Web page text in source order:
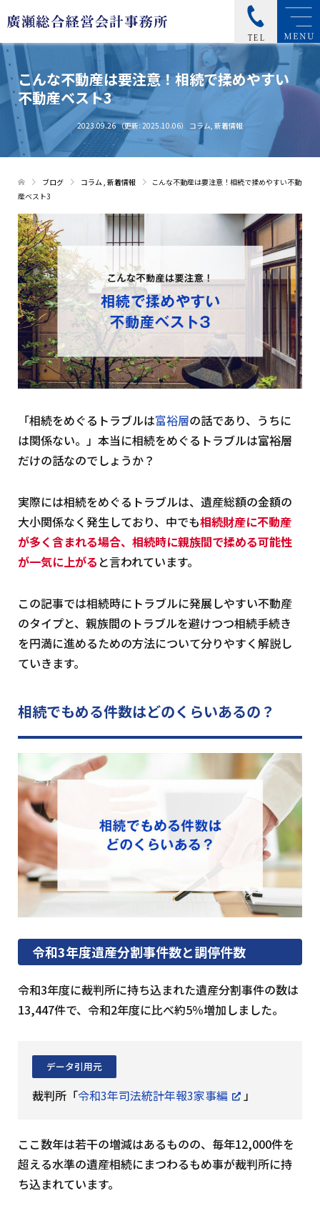
こんな不動産は要注意！相続で揉めやすい
不動産ベスト3
2023.09.26（更新: 2025.10.06） コラム, 新着情報
ブログ コラム, 新着情報
こんな不動産は要注意！相続で揉めやすい不動
産ベスト3
「相続をめぐるトラブルは富裕層の話であり、うちに
は関係ない。」本当に相続をめぐるトラブルは富裕層
だけの話なのでしょうか？
実際には相続をめぐるトラブルは、遺産総額の金額の
大小関係なく発生しており、中でも相続財産に不動産
が多く含まれる場合、相続時に親族間で揉める可能性
が一気に上がる と言われています。
この記事では相続時にトラブルに発展しやすい不動産
のタイプと、親族間のトラブルを避けつつ相続手続き
を円満に進めるための方法について分りやすく解説し
ていきます。
相続でもめる件数はどのくらいあるの？
令和3年度遺産分割事件数と調停件数
令和3年度に裁判所に持ち込まれた遺産分割事件の数は
13,447件で、令和2年度に比べ約5％増加しました。
データ引用元
裁判所「令和3年司法統計年報3家事編 」
ここ数年は若干の増減はあるものの、毎年12,000件を
超える水準の遺産相続にまつわるもめ事が裁判所に持
ち込まれています。